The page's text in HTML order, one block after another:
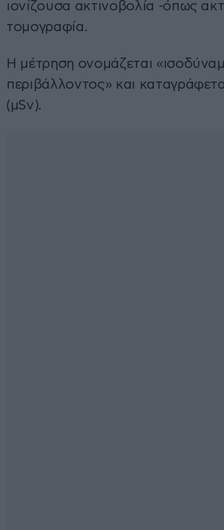
ιονίζουσα ακτινοβολία -όπως
τομογραφία.
Η μέτρηση ονομάζεται
περιβάλλοντος» και
(µSv).